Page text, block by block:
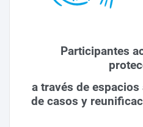
Participantes
a través de
de casos y